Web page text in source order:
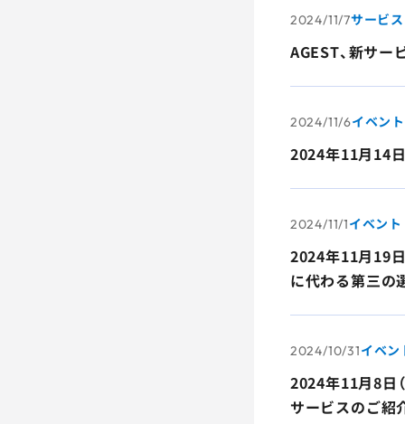
2024/11/7サービス
AGEST、新サ
2024/11/6イベント
2024年11月14
2024/11/1イベント
2024年11月19
に代わる第三の
2024/10/31イベン
2024年11月8日
サービスのご紹